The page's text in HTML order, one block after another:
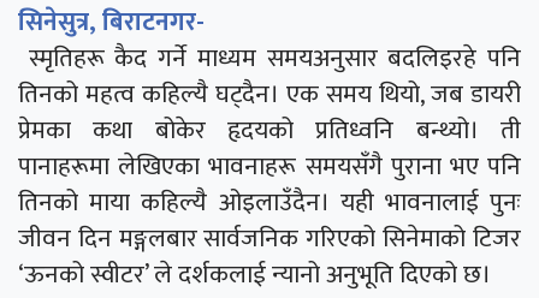
सिनेसुत्र, बिराटनगर-
स्मृतिहरू कैद गर्ने माध्यम समयअनुसार बदलिइरहे पनि
तिनको महत्व कहिल्यै घट्दैन। एक समय थियो, जब डायरी
प्रेमका कथा बोकेर हृदयको प्रतिध्वनि बन्थ्यो। ती
पानाहरूमा लेखिएका भावनाहरू समयसँगै पुराना भए पनि
तिनको माया कहिल्यै ओइलाउँदैन। यही भावनालाई पुनः
जीवन दिन मङ्गलबार सार्वजनिक गरिएको सिनेमाको टिजर
‘ऊनको स्वीटर’ ले दर्शकलाई न्यानो अनुभूति दिएको छ।